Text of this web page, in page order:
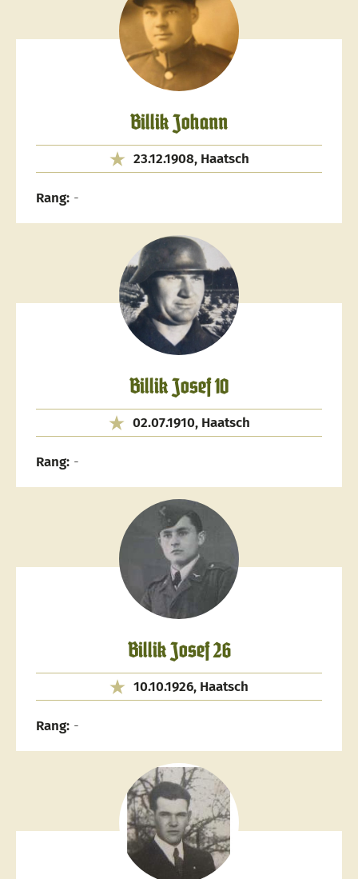
Billik Johann
23.12.1908, Haatsch
Rang: -
Billik Josef 10
02.07.1910, Haatsch
Rang: -
Billik Josef 26
10.10.1926, Haatsch
Rang: -